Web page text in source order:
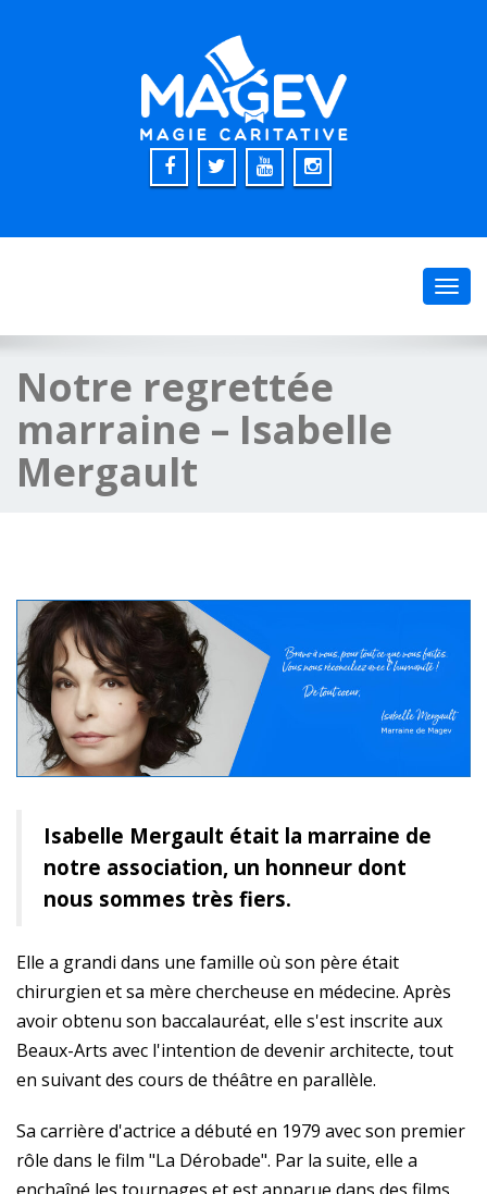
Notre regrettée
marraine – Isabelle
Mergault
Isabelle Mergault était la marraine de
notre association, un honneur dont
nous sommes très fiers.
Elle a grandi dans une famille où son père était
chirurgien et sa mère chercheuse en médecine. Après
avoir obtenu son baccalauréat, elle s'est inscrite aux
Beaux-Arts avec l'intention de devenir architecte, tout
en suivant des cours de théâtre en parallèle.
Sa carrière d'actrice a débuté en 1979 avec son premier
rôle dans le film "La Dérobade". Par la suite, elle a